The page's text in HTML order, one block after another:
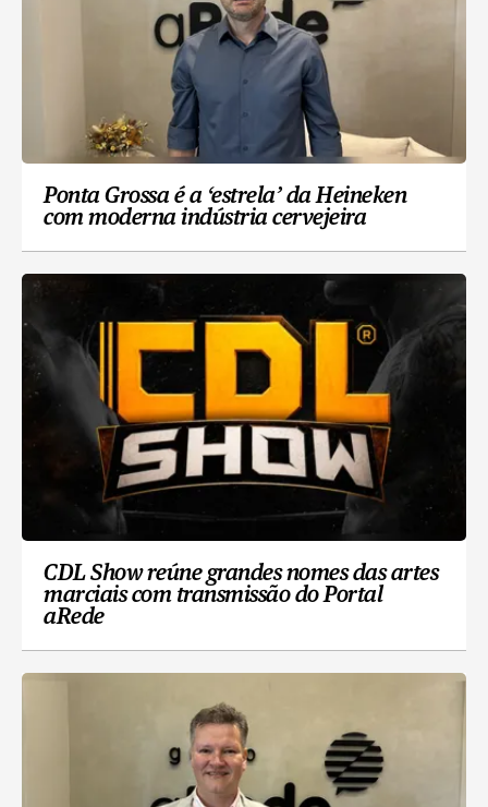
Ponta Grossa é a ‘estrela’ da Heineken
com moderna indústria cervejeira
CDL Show reúne grandes nomes das artes
marciais com transmissão do Portal
aRede